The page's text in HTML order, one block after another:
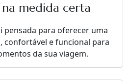
medida certa
pensada para oferecer uma
confortável e funcional para
da sua viagem.